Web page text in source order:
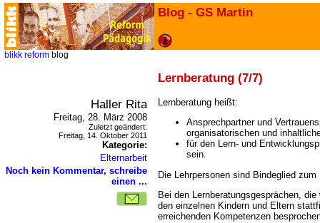
Blog - GS Martin
blikk reform blog
Lernberatung (7/7)
Haller Rita
Freitag, 28. März 2008
Zuletzt geändert:
Freitag, 14. Oktober 2011
Kategorie:
Elternarbeit
Noch kein Kommentar, schreibe
einen ...
Lernberatung heißt:
Ansprechpartner und
organisatorischen und
für den Lern- und
sein.
Die Lehrpersonen sind Bindeglied zum
Bei den Lernberatungsgesprächen,
den einzelnen Kindern und Eltern
erreichenden Kompetenzen